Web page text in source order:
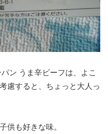
ン うま辛ビーフは、よこ
慮すると、ちょっと大人っ
供も好きな味。